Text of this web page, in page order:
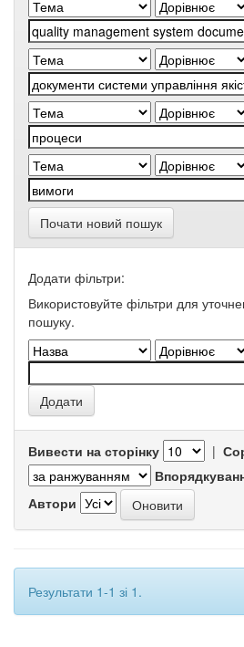
Почати новий пошук
Додати фільтри:
Використовуйте фільтри для
пошуку.
Вивести на сторінку |
Автори
Результати 1-1 зі 1.